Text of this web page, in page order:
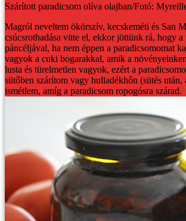
Szárított paradicsom olíva olajban/Fotó:
Magról neveltem ökörszív, kecskeméti és San
csúcsrothadása vitte el, ekkor jöttünk rá, hogy
páncéljával, ha nem éppen a paradicsomomat
vagyok a cuki bogarakkal, amik a
lusta és türelmetlen vagyok, ezért a
sütőben szárítom vagy hulladékhőn (sütés
ismétlem, amíg a paradicsom ropogósra szárad.